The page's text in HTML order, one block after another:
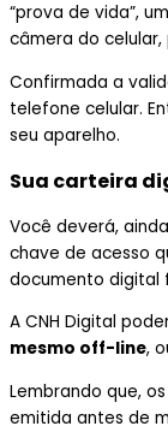
“prova de vida”,
câmera do
Confirmada a
telefone celular.
seu aparelho.
Sua carteira
Você deverá,
chave de acesso
documento digital
A CNH Digital
mesmo off-line,
Lembrando que,
emitida antes de